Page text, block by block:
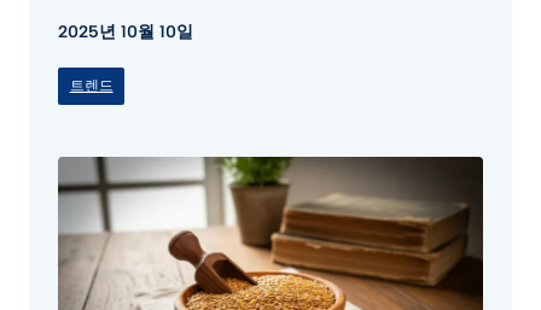
2025년 10월 10일
트렌드